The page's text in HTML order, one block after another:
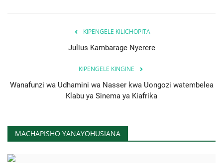
Wadhamini
English Swahili español
KIPENGELE KILICHOPITA
Julius Kambarage Nyerere
KIPENGELE KINGINE
Wanafunzi wa Udhamini wa Nasser kwa Uongozi watembelea
Klabu ya Sinema ya Kiafrika
MACHAPISHO YANAYOHUSIANA